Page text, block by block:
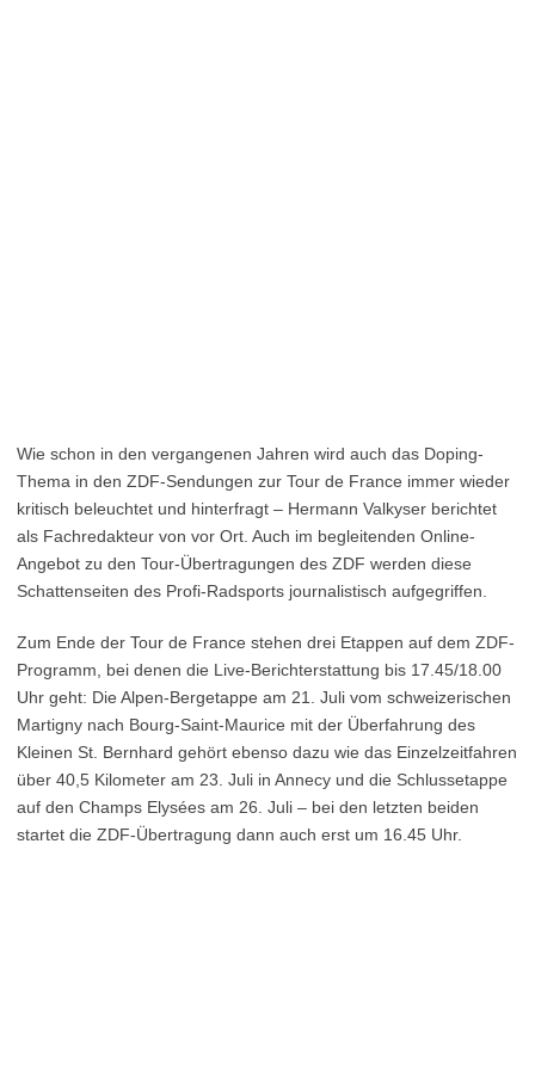
Wie schon in den vergangenen Jahren wird auch das Doping-
Thema in den ZDF-Sendungen zur Tour de France immer wieder
kritisch beleuchtet und hinterfragt – Hermann Valkyser berichtet
als Fachredakteur von vor Ort. Auch im begleitenden Online-
Angebot zu den Tour-Übertragungen des ZDF werden diese
Schattenseiten des Profi-Radsports journalistisch aufgegriffen.
Zum Ende der Tour de France stehen drei Etappen auf dem ZDF-
Programm, bei denen die Live-Berichterstattung bis 17.45/18.00
Uhr geht: Die Alpen-Bergetappe am 21. Juli vom schweizerischen
Martigny nach Bourg-Saint-Maurice mit der Überfahrung des
Kleinen St. Bernhard gehört ebenso dazu wie das Einzelzeitfahren
über 40,5 Kilometer am 23. Juli in Annecy und die Schlussetappe
auf den Champs Elysées am 26. Juli – bei den letzten beiden
startet die ZDF-Übertragung dann auch erst um 16.45 Uhr.